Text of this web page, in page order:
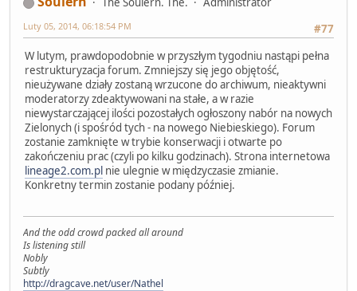
#77
Luty 05, 2014, 06:18:54 PM
W lutym, prawdopodobnie w przyszłym tygodniu nastąpi pełna
restrukturyzacja forum. Zmniejszy się jego objętość,
nieużywane działy zostaną wrzucone do archiwum, nieaktywni
moderatorzy zdeaktywowani na stałe, a w razie
niewystarczającej ilości pozostałych ogłoszony nabór na nowych
Zielonych (i spośród tych - na nowego Niebieskiego). Forum
zostanie zamknięte w trybie konserwacji i otwarte po
zakończeniu prac (czyli po kilku godzinach). Strona internetowa
lineage2.com.pl nie ulegnie w międzyczasie zmianie.
Konkretny termin zostanie podany później.
And the odd crowd packed all around
Is listening still
Nobly
Subtly
http://dragcave.net/user/Nathel